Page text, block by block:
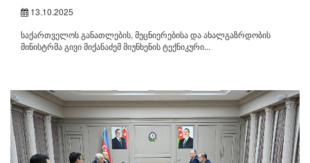
13.10.2025
საქართველოს განათლების, მეცნიერებისა და ახალგაზრდობის
მინისტრმა გივი მიქანაძემ მიუნხენის ტექნიკური...